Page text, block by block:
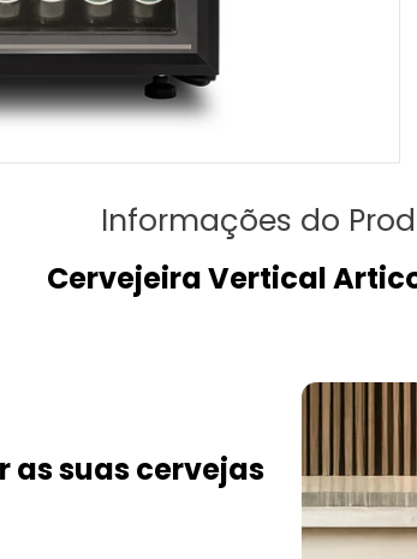
Informações do
Cervejeira Vertical
as suas cervejas